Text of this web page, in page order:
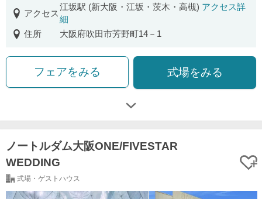
アクセス
江坂駅 (新大阪・江坂・茨木・高槻) アクセス詳
細
住所
大阪府吹田市芳野町14－1
フェアをみる 式場をみる
ノートルダム大阪ONE/FIVESTAR
WEDDING
式場・ゲストハウス